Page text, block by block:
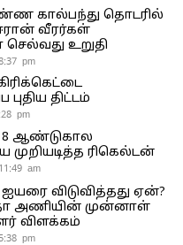
கால்பந்து தொடரில்
வீரர்கள்
செல்வது உறுதி
pm
புதிய திட்டம்
pm
ஆண்டுகால
ரிகெல்டன்
am
விடுவித்தது ஏன்?
அணியின் முன்னாள்
விளக்கம்
pm